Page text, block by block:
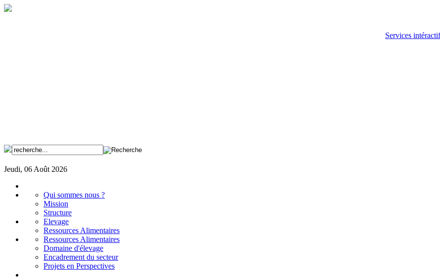
Services
Jeudi, 06 Août 2026
Qui sommes nous ?
Mission
Structure
Elevage
Ressources Alimentaires
Ressources Alimentaires
Domaine d'élevage
Encadrement du secteur
Projets en Perspectives